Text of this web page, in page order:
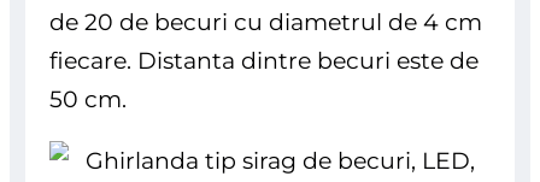
de 20 de becuri cu diametrul de 4 cm
fiecare. Distanta dintre becuri este de
50 cm.